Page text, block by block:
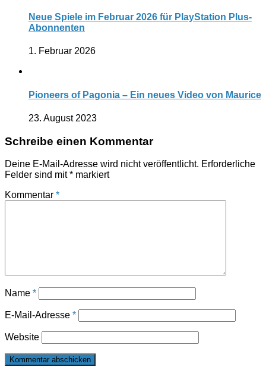
Neue Spiele im Februar 2026 für PlayStation Plus-
Abonnenten
1. Februar 2026
Pioneers of Pagonia – Ein neues Video von Maurice
23. August 2023
Schreibe einen Kommentar
Deine E-Mail-Adresse wird nicht veröffentlicht. Erforderliche
Felder sind mit* markiert
Kommentar *
Name *
E-Mail-Adresse *
Website